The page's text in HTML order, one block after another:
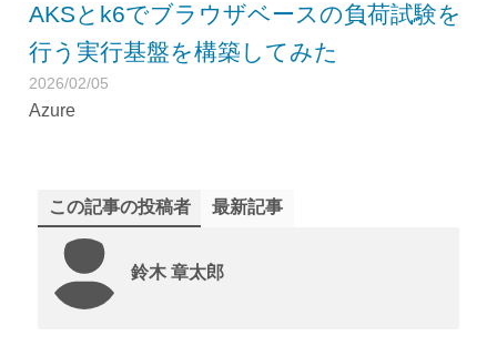
AKSとk6でブラウザベースの負荷試験を
行う実行基盤を構築してみた
2026/02/05
Azure
この記事の投稿者 最新記事
鈴木 章太郎